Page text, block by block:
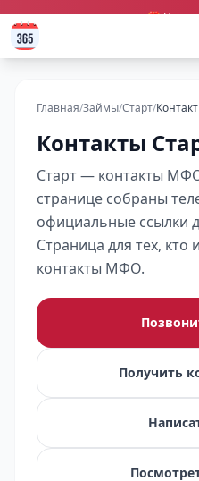
🎁
Главная/Займы/Старт/
Контакты
Старт — контакты
странице собраны
официальные ссылки
Страница для тех,
контакты МФО.
Получить